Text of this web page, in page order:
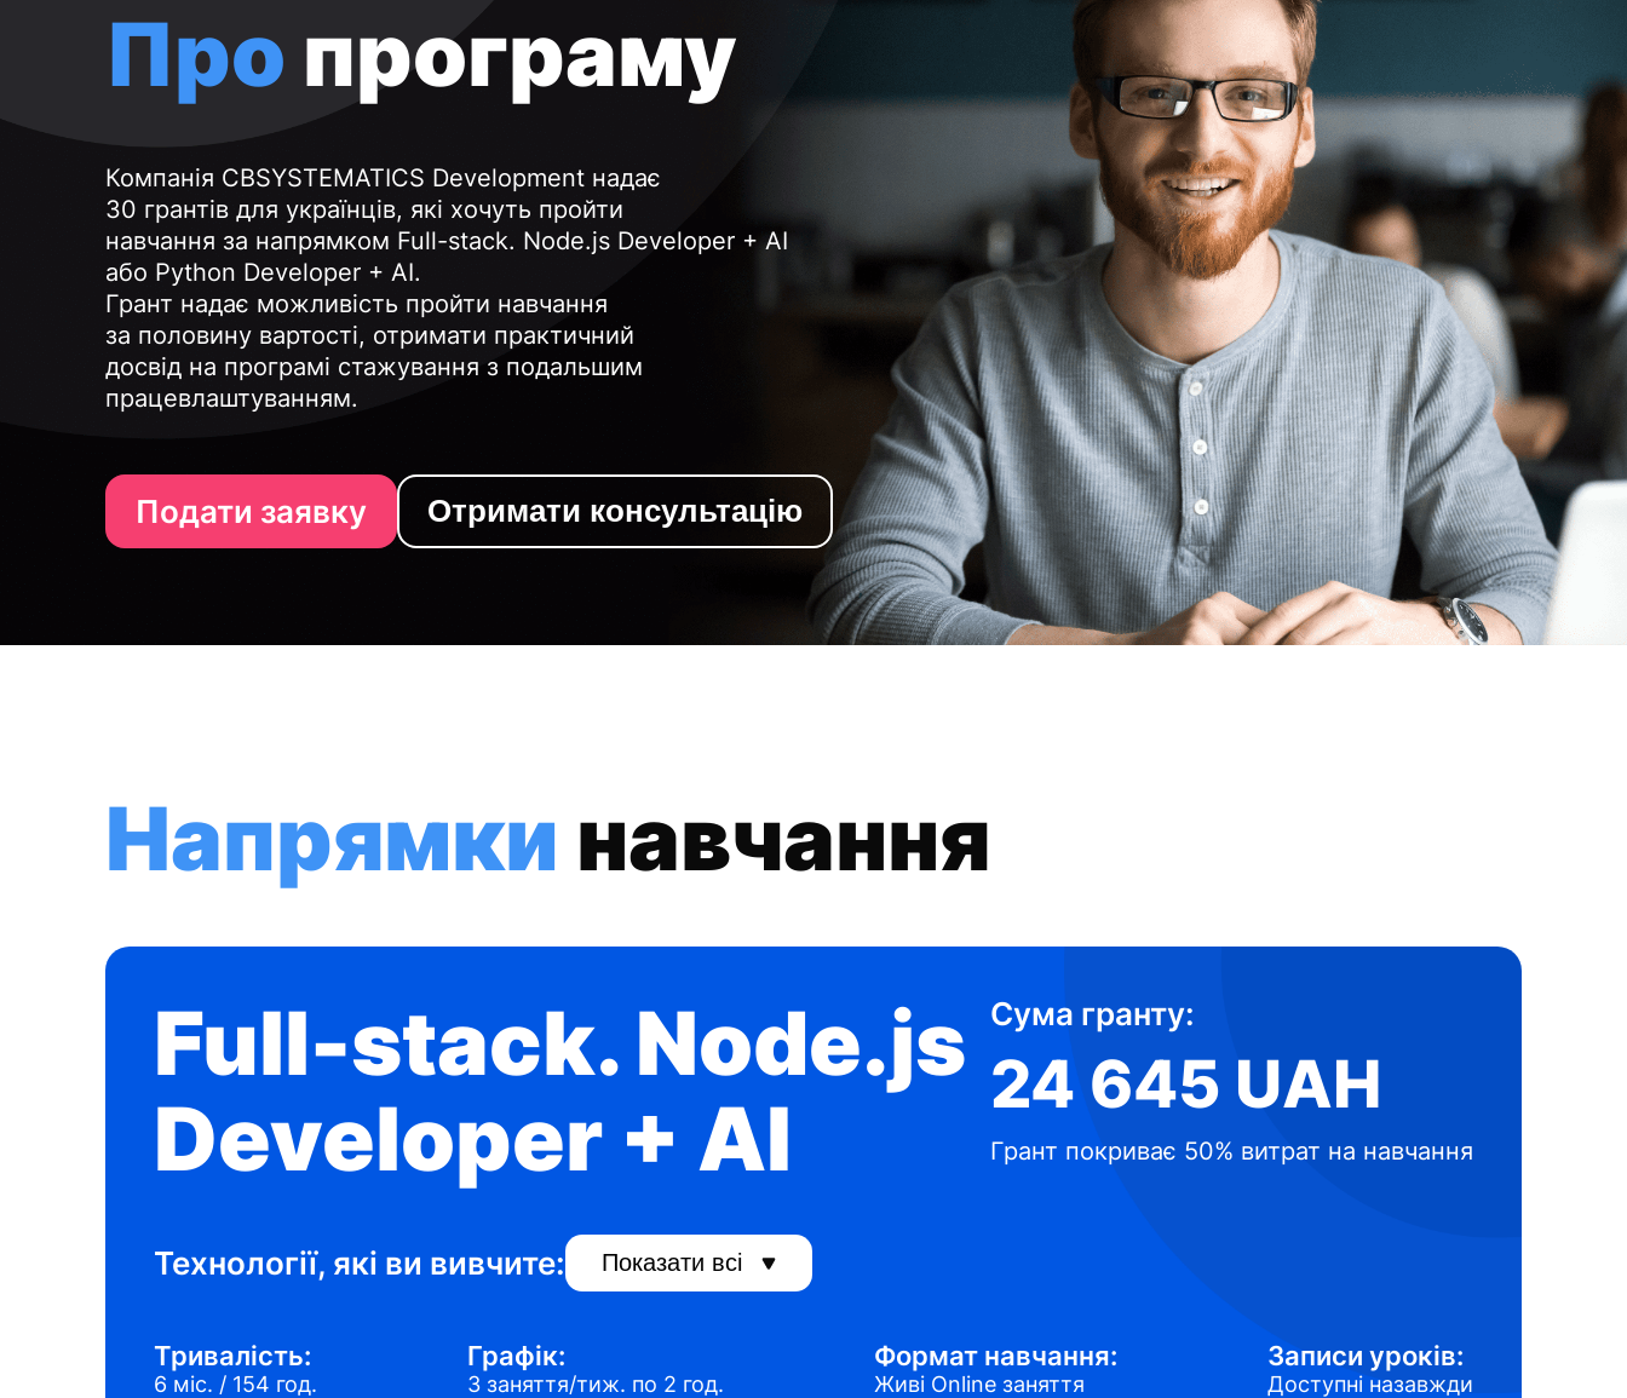
Про програму
Компанія CBSYSTEMATICS Development надає
30 грантів для українців, які хочуть пройти
навчання за напрямком Full-stack. Node.js Developer + AI
або Python Developer + AI.
Грант надає можливість пройти навчання
за половину вартості, отримати практичний
досвід на програмі стажування з подальшим
працевлаштуванням.
Подати заявку Отримати консультацію
Напрямки навчання
Full-stack. Node.js
Developer + AI
Сума гранту:
24 645 UAH
Грант покриває 50% витрат на навчання
Технології, які ви вивчите: Показати всі
Тривалість:
6 міс. / 154 год.
Графік:
3 заняття/тиж. по 2 год.
Формат навчання:
Живі Online заняття
Записи уроків:
Доступні назавжди